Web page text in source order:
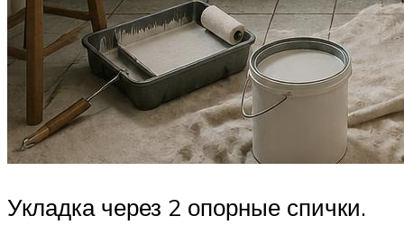
Укладка через 2 опорные спички.